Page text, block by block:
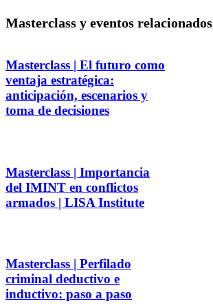
Masterclass y eventos relacionados
Masterclass | El futuro como
ventaja estratégica:
anticipación, escenarios y
toma de decisiones
Masterclass | Importancia
del IMINT en conflictos
armados | LISA Institute
Masterclass | Perfilado
criminal deductivo e
inductivo: paso a paso